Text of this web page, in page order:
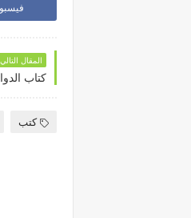
المقال التالي
كتاب
كتب